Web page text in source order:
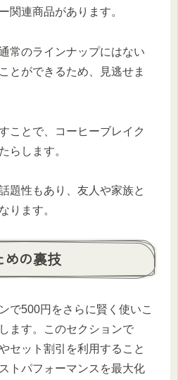
関連商品があります。
常のラインナップにはない
とができるため、見逃せま
ことで、コーヒーブレイク
らします。
題性もあり、友人や家族と
ります。
めの裏技
で500円をさらに賢く使いこ
ます。このセクションで
セット割引を利用すること
トパフォーマンスを最大化